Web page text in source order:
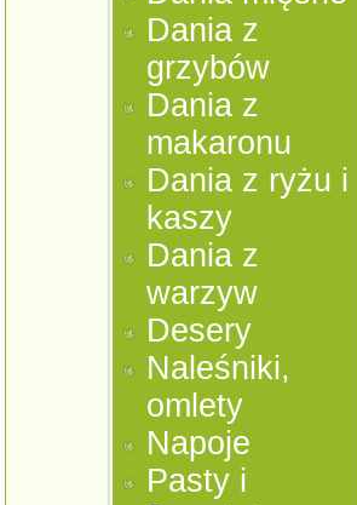
Dania z
grzybów
Dania z
makaronu
Dania z ryżu i
kaszy
Dania z
warzyw
Desery
Naleśniki,
omlety
Napoje
Pasty i